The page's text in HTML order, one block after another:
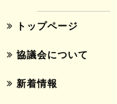
トップページ
協議会について
新着情報